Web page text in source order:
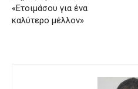
«Ετοιμάσου για ένα
καλύτερο μέλλον»